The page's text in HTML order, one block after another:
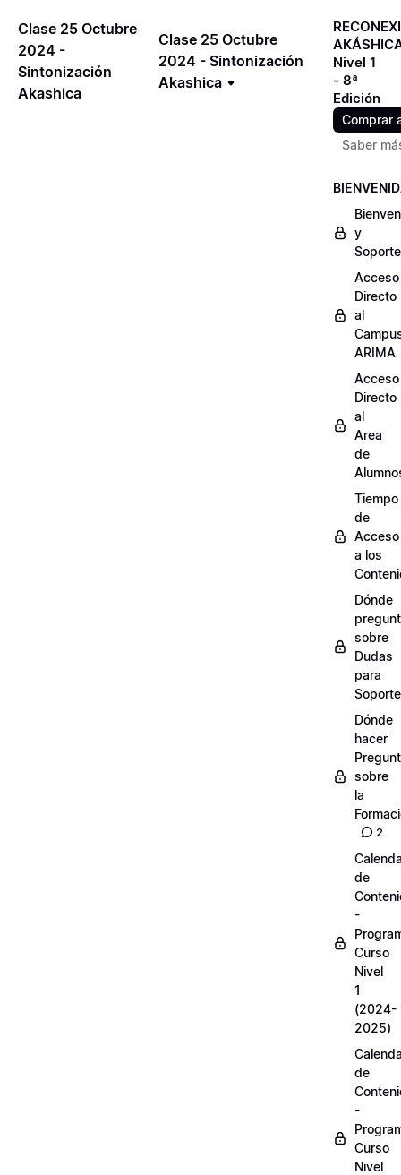
Clase 25 Octubre
2024 -
Sintonización
Akashica
Clase 25 Octubre
2024 - Sintonización
Akashica
Nivel 1
- 8ª
Edición
Comprar
Saber
y
Soporte
Acceso
Directo
al
ARIMA
Acceso
Directo
al
Area
de
Tiempo
de
Acceso
a los
Dónde
sobre
Dudas
para
Soporte
Dónde
hacer
sobre
la
2
de
-
Curso
Nivel
1
(2024-
2025)
de
-
Curso
Nivel